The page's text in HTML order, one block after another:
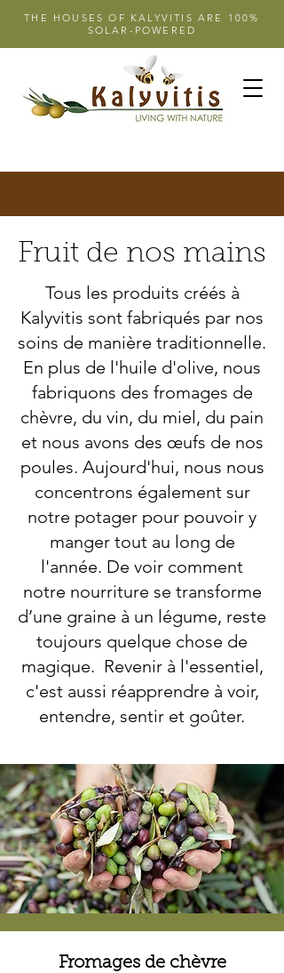
THE HOUSES OF KALYVITIS ARE 100%
SOLAR-POWERED
Fruit de nos mains
Tous les produits créés à
Kalyvitis sont fabriqués par nos
soins de manière traditionnelle.
En plus de l'huile d'olive, nous
fabriquons des fromages de
chèvre, du vin, du miel, du pain
et nous avons des œufs de nos
poules. Aujourd'hui, nous nous
concentrons également sur
notre potager pour pouvoir y
manger tout au long de
l'année. De voir comment
notre nourriture se transforme
d’une graine à un légume, reste
toujours quelque chose de
magique. Revenir à l'essentiel,
c'est aussi réapprendre à voir,
entendre, sentir et goûter.
Fromages de chèvre